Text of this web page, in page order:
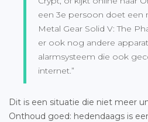
een 3e persoon doet een
Metal Gear Solid V: The
er ook nog andere
alarmsysteem die ook
internet.”
Dit is een situatie die niet meer
Onthoud goed: hedendaags is